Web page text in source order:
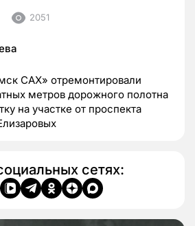
2051
САХ» отремонтировали
метров дорожного полотна
на участке от проспекта
сетях: